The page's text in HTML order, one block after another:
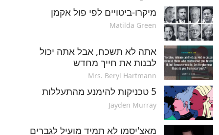
מיקרו-ביטויים לפי פול אקמן
Matilda Green
אתה לא תשכח, אבל אתה יכול
לבנות את חייך מחדש
Mrs. Beryl Hartmann
5 טכניקות להימנע מהתעללות
Jayden Murray
מאצ'יסמו לא תמיד מועיל לגברים